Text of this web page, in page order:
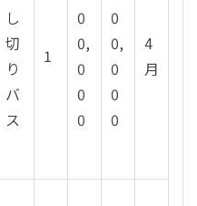
し
切
り
バ
ス
1
0
0,
0
0
0
0
0,
0
0
0
4
月